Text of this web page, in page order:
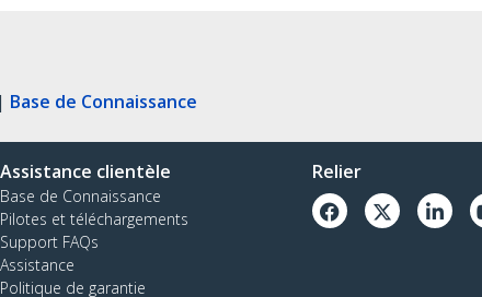
| Base de Connaissance
Assistance clientèle
Base de Connaissance
Pilotes et téléchargements
Support FAQs
Assistance
Politique de garantie
Relier